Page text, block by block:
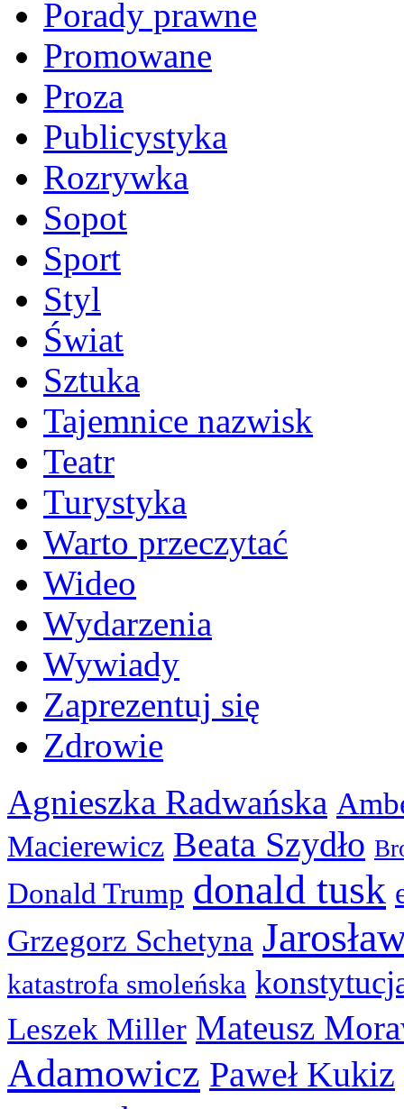
Porady prawne
Promowane
Proza
Publicystyka
Rozrywka
Sopot
Sport
Styl
Świat
Sztuka
Tajemnice nazwisk
Teatr
Turystyka
Warto przeczytać
Wideo
Wydarzenia
Wywiady
Zaprezentuj się
Zdrowie
Agnieszka Radwańska
Macierewicz Beata Szydło
Donald Trump donald tusk
Grzegorz Schetyna
katastrofa smoleńska
Leszek Miller Mateusz
Adamowicz Paweł Kukiz